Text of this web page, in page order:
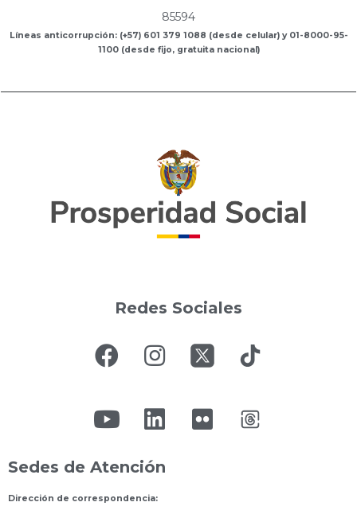
85594
Líneas anticorrupción: (+57) 601 379 1088 (desde celular) y 01-8000-95-
1100 (desde fijo, gratuita nacional)
Redes Sociales
Sedes de Atención
Dirección de correspondencia: